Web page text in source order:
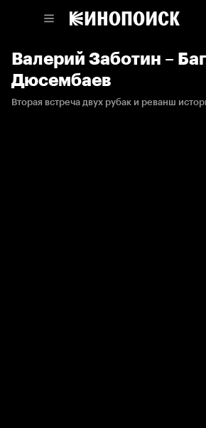
Валерий Заботин –
Дюсембаев
Вторая встреча двух рубак и реванш